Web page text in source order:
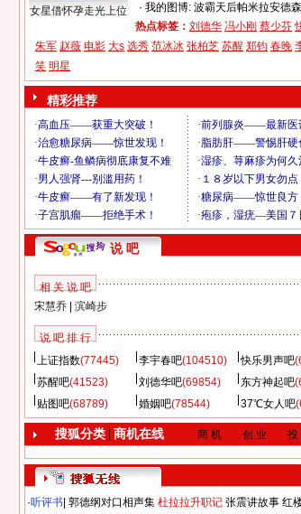
女星借怀孕走光上位
· 我的图博: 波霸天后帕米拉安德
热点标签： 刘德华 冯小刚 蔡少芬
朱军 赵薇 电影 大s 选秀 范冰冰 张柏芝 苏醒 郑钧 春晚
笑 明星
精彩推荐
说 吧
相 关 说 吧
宋慧乔| 滨崎步
说 吧 排 行
上证指数(77445) 李宇春吧(104510) 快乐男声吧
苏醒吧(41523) 刘德华吧(69854) 东方神起吧
贴图吧(68789) 婚姻吧(78544) 37℃女人吧
搜狐分类| 商机在线 商 机 创 业 投
·听评书 郭德纲对口相声集 杜拉拉升职记 张震讲故事 红